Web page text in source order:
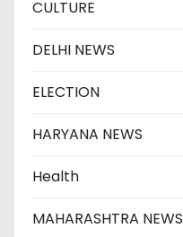
CULTURE
DELHI NEWS
ELECTION
HARYANA NEWS
Health
MAHARASHTRA NEWS